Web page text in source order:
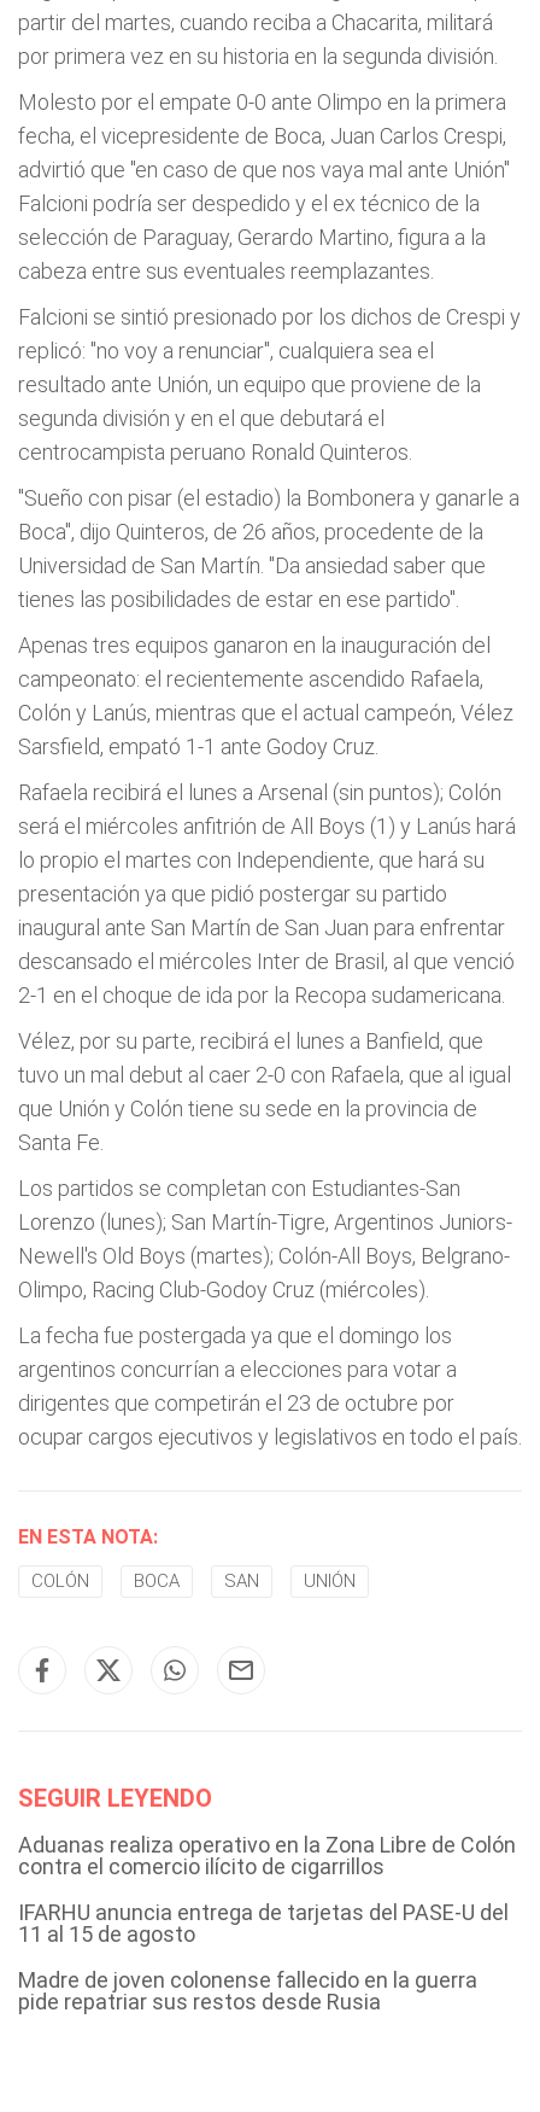
partir del martes, cuando reciba a Chacarita, militará
por primera vez en su historia en la segunda división.
Molesto por el empate 0-0 ante Olimpo en la primera
fecha, el vicepresidente de Boca, Juan Carlos Crespi,
advirtió que "en caso de que nos vaya mal ante Unión"
Falcioni podría ser despedido y el ex técnico de la
selección de Paraguay, Gerardo Martino, figura a la
cabeza entre sus eventuales reemplazantes.
Falcioni se sintió presionado por los dichos de Crespi y
replicó: "no voy a renunciar", cualquiera sea el
resultado ante Unión, un equipo que proviene de la
segunda división y en el que debutará el
centrocampista peruano Ronald Quinteros.
"Sueño con pisar (el estadio) la Bombonera y ganarle a
Boca", dijo Quinteros, de 26 años, procedente de la
Universidad de San Martín. "Da ansiedad saber que
tienes las posibilidades de estar en ese partido".
Apenas tres equipos ganaron en la inauguración del
campeonato: el recientemente ascendido Rafaela,
Colón y Lanús, mientras que el actual campeón, Vélez
Sarsfield, empató 1-1 ante Godoy Cruz.
Rafaela recibirá el lunes a Arsenal (sin puntos); Colón
será el miércoles anfitrión de All Boys (1) y Lanús hará
lo propio el martes con Independiente, que hará su
presentación ya que pidió postergar su partido
inaugural ante San Martín de San Juan para enfrentar
descansado el miércoles Inter de Brasil, al que venció
2-1 en el choque de ida por la Recopa sudamericana.
Vélez, por su parte, recibirá el lunes a Banfield, que
tuvo un mal debut al caer 2-0 con Rafaela, que al igual
que Unión y Colón tiene su sede en la provincia de
Santa Fe.
Los partidos se completan con Estudiantes-San
Lorenzo (lunes); San Martín-Tigre, Argentinos Juniors-
Newell's Old Boys (martes); Colón-All Boys, Belgrano-
Olimpo, Racing Club-Godoy Cruz (miércoles).
La fecha fue postergada ya que el domingo los
argentinos concurrían a elecciones para votar a
dirigentes que competirán el 23 de octubre por
ocupar cargos ejecutivos y legislativos en todo el país.
EN ESTA NOTA:
COLÓN BOCA SAN UNIÓN
SEGUIR LEYENDO
Aduanas realiza operativo en la Zona Libre de Colón
contra el comercio ilícito de cigarrillos
IFARHU anuncia entrega de tarjetas del PASE-U del
11 al 15 de agosto
Madre de joven colonense fallecido en la guerra
pide repatriar sus restos desde Rusia